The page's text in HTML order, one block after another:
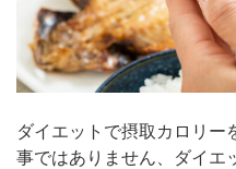
ダイエットで摂取カロリー
事ではありません、ダイエ